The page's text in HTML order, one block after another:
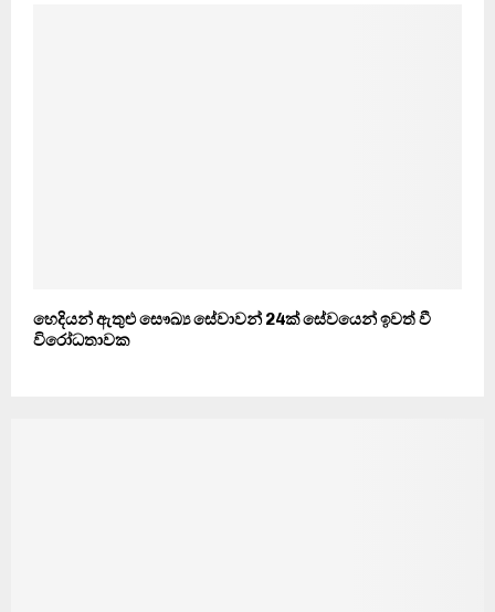
හෙදියන් ඇතුළු සෞඛ්‍ය සේවාවන් 24ක් සේවයෙන් ඉවත් වී
විරෝධතාවක